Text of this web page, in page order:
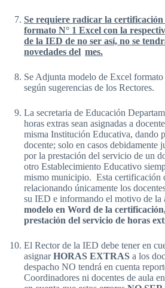
Se requiere radicar la certificación
formato N° 1 Excel con la
de la IED de no ser así, no se
novedades del mes.
Se Adjunta modelo de Excel
según sugerencias de los Rectores.
La secretaria de Educación
horas extras sean asignadas a
misma Institución Educativa, dando
docente; solo en casos debidamente
por la prestación del servicio de un
otro Establecimiento Educativo
mismo municipio. Esta certificación
relacionando únicamente los
su IED e informando el motivo de la
modelo en Word de la
prestación del servicio de horas
El Rector de la IED debe tener en
asignarHORAS EXTRAS a los
despacho NO tendrá en cuenta
Coordinadores ni docentes de aula